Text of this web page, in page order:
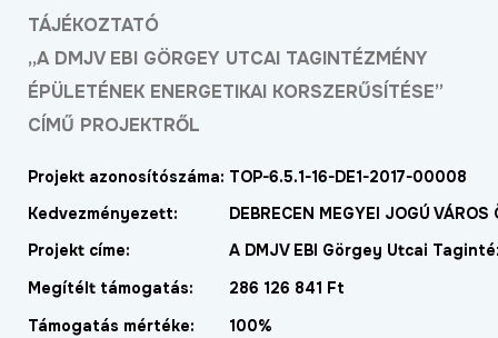
TÁJÉKOZTATÓ
„A DMJV EBI GÖRGEY UTCAI TAGINTÉZMÉNY
ÉPÜLETÉNEK ENERGETIKAI KORSZERŰSÍTÉSE”
CÍMŰ PROJEKTRŐL
Projekt azonosítószáma: TOP-6.5.1-16-DE1-2017-00008
Kedvezményezett:
DEBRECEN MEGYEI JOGÚ
Projekt címe:
A DMJV EBI Görgey Utcai
Megítélt támogatás:
286 126 841 Ft
Támogatás mértéke:
100%